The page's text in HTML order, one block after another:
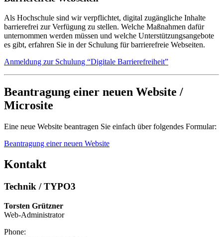
Als Hochschule sind wir verpflichtet, digital zugängliche Inhalte
barrierefrei zur Verfügung zu stellen. Welche Maßnahmen dafür
unternommen werden müssen und welche Unterstützungsangebote
es gibt, erfahren Sie in der Schulung für barrierefreie Webseiten.
Anmeldung zur Schulung “Digitale Barrierefreiheit”
Beantragung einer neuen Website /
Microsite
Eine neue Website beantragen Sie einfach über folgendes Formular:
Beantragung einer neuen Website
Kontakt
Technik / TYPO3
Torsten Grützner
Web-Administrator
Phone: